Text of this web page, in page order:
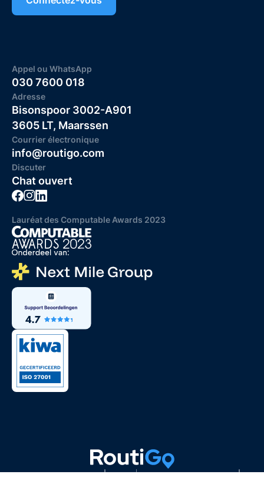
Appel ou WhatsApp
030 7600 018
Adresse
Bisonspoor 3002-A901
3605 LT, Maarssen
Courrier électronique
info@routigo.com
Discuter
Chat ouvert
Lauréat des Computable Awards 2023
Paramètres des cookiesCookiesPolitique de confidentialité